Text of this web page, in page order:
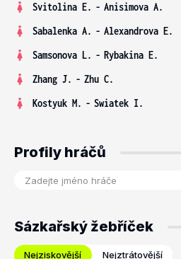
Svitolina E. - Anisimova A.
Sabalenka A. - Alexandrova E.
Samsonova L. - Rybakina E.
Zhang J. - Zhu C.
Kostyuk M. - Swiatek I.
Profily hráčů
Sázkařský žebříček
Nejziskovější Nejztrátovější